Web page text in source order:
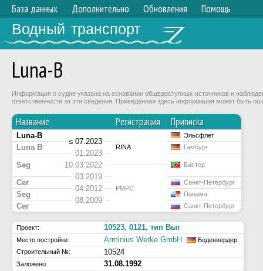
База данных Дополнительно Обновления Помощь
Водный транспорт
Luna-B
Информация о судне указана на основании общедоступных источников и
ответственности за эти сведения. Приведённая здесь информация может быть
Название Регистрация Приписка
Luna-B
≤ 07.2023
RINA
Эльсфлет
Luna B
01.2023
Гамбург
Seg 10.03.2022 Бастер
03.2019
РМРС
Сег
04.2012
Санкт-Петербург
Seg
08.2009
Панама
Сег Санкт-Петербург
Проект: 10523, 0121, тип Выг
Место постройки: Arminius Werke GmbH
Боденвердер
Строительный №:
10524
Заложено: 31.08.1992